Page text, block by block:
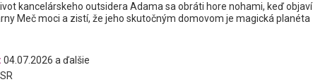
kancelárskeho outsidera Adama sa obráti hore nohami, keď objaví
Meč moci a zistí, že jeho skutočným domovom je magická planéta
04.07.2026 a ďalšie
SR